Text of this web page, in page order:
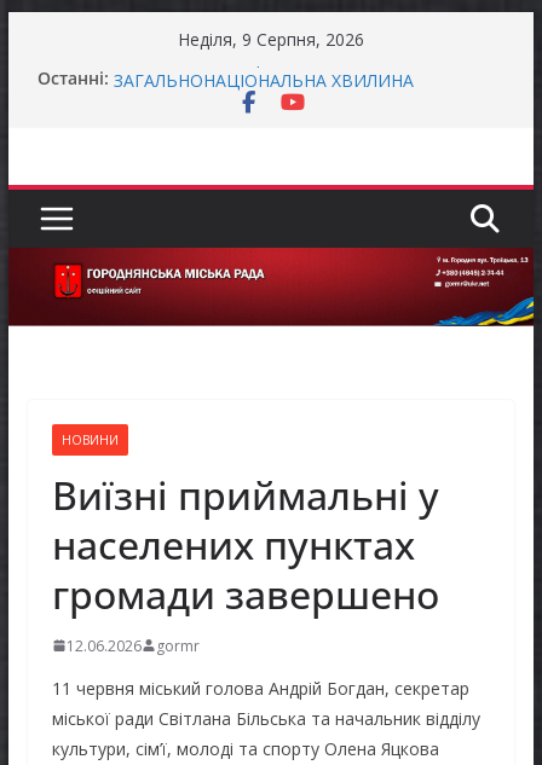
Неділя, 9 Серпня, 2026
Останні: Захищай небо Чернігівщини!
ЗАГАЛЬНОНАЦІОНАЛЬНА ХВИЛИНА
Як отримати компенсацію за товари, придбані
Уповноважений Верховної Ради України з
прав людини проводить опитування щодо
реалізації права осіб з інвалідністю на працю
НОВИНИ
Виїзні приймальні у
населених пунктах
громади завершено
12.06.2026 gormr
11 червня міський голова Андрій Богдан, секретар
міської ради Світлана Більська та начальник відділу
культури, сім’ї, молоді та спорту Олена Яцкова